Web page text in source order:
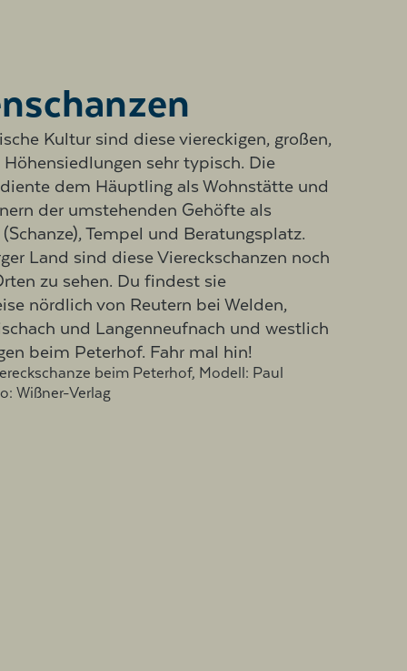
Kultur sind diese viereckigen, großen,
sehr typisch. Die
dem Häuptling als Wohnstätte und
der umstehenden Gehöfte als
Tempel und Beratungsplatz.
Land sind diese Viereckschanzen noch
zu sehen. Du findest sie
nördlich von Reutern bei Welden,
und Langenneufnach und westlich
beim Peterhof. Fahr mal hin!
beim Peterhof, Modell: Paul
Wißner-Verlag